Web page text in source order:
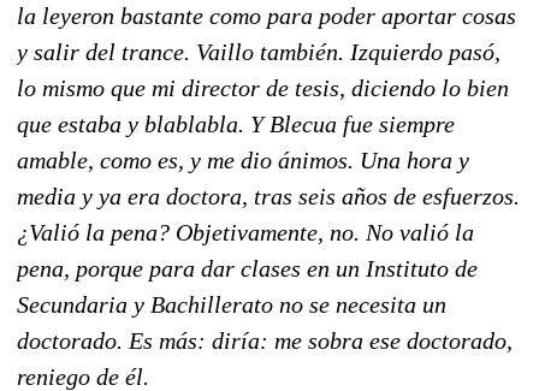
la leyeron bastante como para poder aportar cosas
y salir del trance. Vaillo también. Izquierdo pasó,
lo mismo que mi director de tesis, diciendo lo bien
que estaba y blablabla. Y Blecua fue siempre
amable, como es, y me dio ánimos. Una hora y
media y ya era doctora, tras seis años de esfuerzos.
¿Valió la pena? Objetivamente, no. No valió la
pena, porque para dar clases en un Instituto de
Secundaria y Bachillerato no se necesita un
doctorado. Es más: diría: me sobra ese doctorado,
reniego de él.